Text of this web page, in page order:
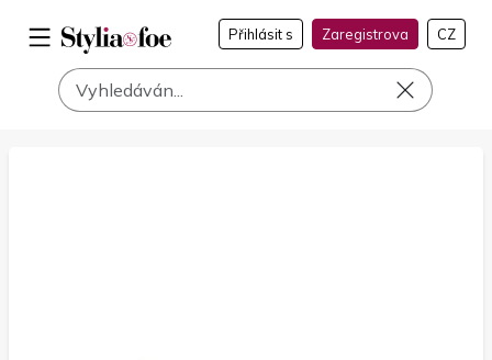
Přihlásit s Zaregistrova CZ